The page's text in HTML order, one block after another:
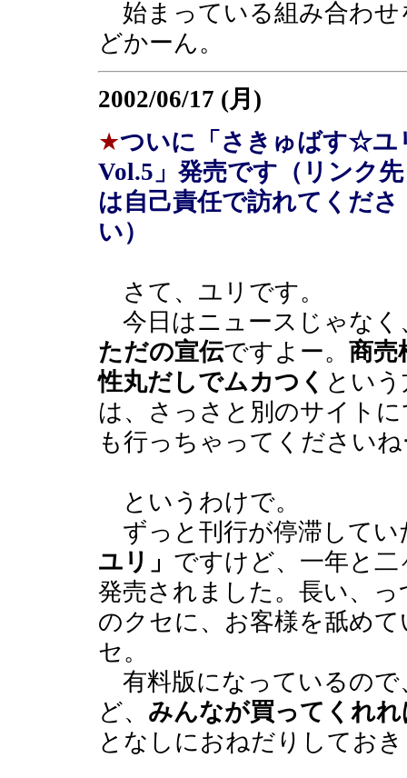
始まっている組み合わせ
どかーん。
2002/06/17 (月)
★ついに「さきゅばす☆ユ
Vol.5」発売です（リンク先
は自己責任で訪れてくださ
い）
さて、ユリです。
今日はニュースじゃなく
ただの宣伝ですよー。 商売
性丸だしでムカつく という
は、さっさと別のサイトに
も行っちゃってください
というわけで。
ずっと刊行が停滞してい
ユリ」 ですけど、一年と
発売されました。長い、
のクセに、お客様を舐め
セ。
有料版になっているので
ど、 みんなが買ってくれ
となしにおねだりしてお